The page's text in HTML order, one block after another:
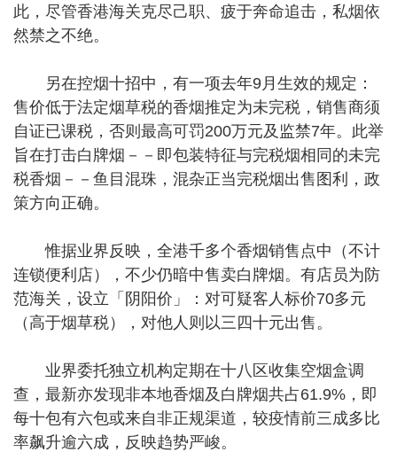
此，尽管香港海关克尽己职、疲于奔命追击，私烟依
然禁之不绝。
另在控烟十招中，有一项去年9月生效的规定：
售价低于法定烟草税的香烟推定为未完税，销售商须
自证已课税，否则最高可罚200万元及监禁7年。此举
旨在打击白牌烟－－即包装特征与完税烟相同的未完
税香烟－－鱼目混珠，混杂正当完税烟出售图利，政
策方向正确。
惟据业界反映，全港千多个香烟销售点中（不计
连锁便利店），不少仍暗中售卖白牌烟。有店员为防
范海关，设立「阴阳价」：对可疑客人标价70多元
（高于烟草税），对他人则以三四十元出售。
业界委托独立机构定期在十八区收集空烟盒调
查，最新亦发现非本地香烟及白牌烟共占61.9%，即
每十包有六包或来自非正规渠道，较疫情前三成多比
率飙升逾六成，反映趋势严峻。